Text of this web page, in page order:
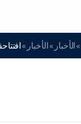
»الأخبار »الأخبار »